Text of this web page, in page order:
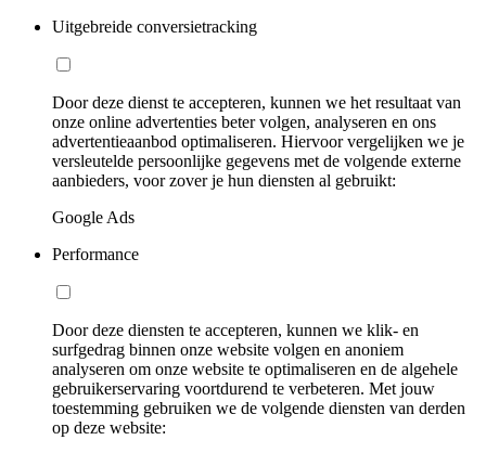
Uitgebreide conversietracking
Door deze dienst te accepteren, kunnen we het resultaat van
onze online advertenties beter volgen, analyseren en ons
advertentieaanbod optimaliseren. Hiervoor vergelijken we je
versleutelde persoonlijke gegevens met de volgende externe
aanbieders, voor zover je hun diensten al gebruikt:
Google Ads
Performance
Door deze diensten te accepteren, kunnen we klik- en
surfgedrag binnen onze website volgen en anoniem
analyseren om onze website te optimaliseren en de algehele
gebruikerservaring voortdurend te verbeteren. Met jouw
toestemming gebruiken we de volgende diensten van derden
op deze website: